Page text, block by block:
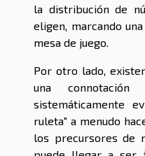
la distribución de
eligen, marcando
mesa de juego.
Por otro lado,
una
sistemáticamente
ruleta" a menudo
los precursores de